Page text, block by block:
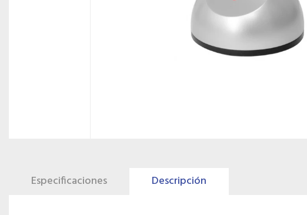
Especificaciones Descripción